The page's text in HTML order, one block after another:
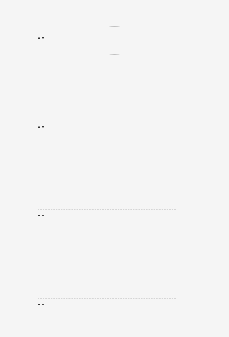
“ ”
“ ”
“ ”
“ ”